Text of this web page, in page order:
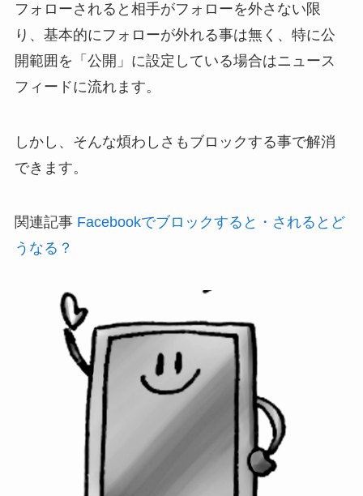
フォローされると相手がフォローを外さない限
り、基本的にフォローが外れる事は無く、 特に公
開範囲を「公開」に設定している場合はニュース
フィードに流れます。
しかし、そんな煩わしさもブロックする事で解消
できます。
関連記事 Facebookでブロックすると・されるとど
うなる？